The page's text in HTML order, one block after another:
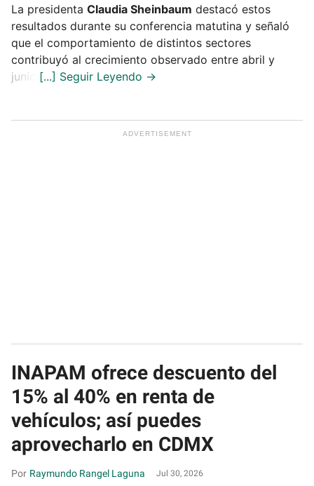
La presidenta Claudia Sheinbaum destacó estos
resultados durante su conferencia matutina y señaló
que el comportamiento de distintos sectores
contribuyó al crecimiento observado entre abril y
junio.
INAPAM ofrece descuento del
15% al 40% en renta de
vehículos; así puedes
aprovecharlo en CDMX
Raymundo Rangel Laguna Jul 30, 2026